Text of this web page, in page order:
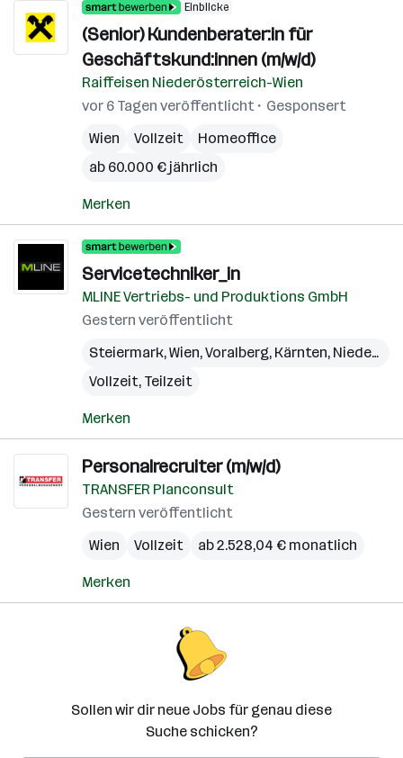
Einblicke
(Senior) Kundenberater:in für
Geschäftskund:innen (m/w/d)
Raiffeisen Niederösterreich-Wien
vor 6 Tagen veröffentlicht
Gesponsert
Wien
Vollzeit
Homeoffice
ab 60.000 € jährlich
Merken
Servicetechniker_in
MLINE Vertriebs- und Produktions GmbH
Gestern veröffentlicht
Steiermark,Wien,Voralberg, Kärnten, Niederösterreich
Vollzeit, Teilzeit
Merken
Personalrecruiter (m/w/d)
TRANSFER Planconsult
Gestern veröffentlicht
Wien
Vollzeit ab 2.528,04 € monatlich
Merken
Sollen wir dir neue Jobs für genau diese
Suche schicken?